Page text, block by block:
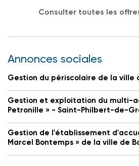
Consulter toutes les
Annonces sociales
Gestion du périscolaire de la ville
Gestion et exploitation du multi-
Petronille » - Saint-Philbert-de-
Gestion de l'établissement
Marcel Bontemps » de la ville de